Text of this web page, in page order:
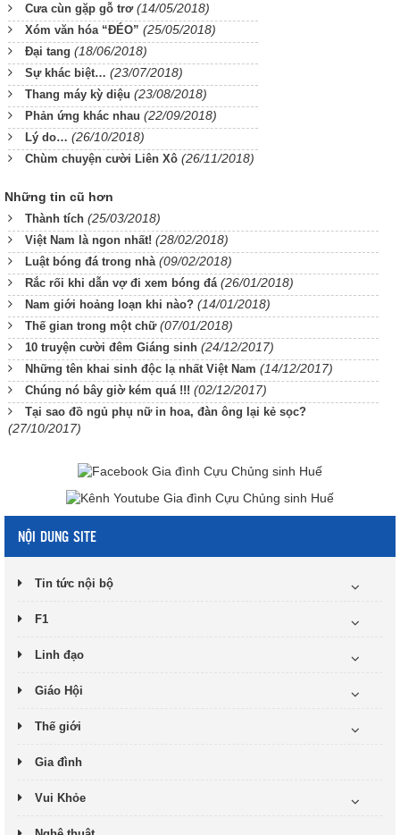
Cưa cùn gặp gỗ trơ (14/05/2018)
Xóm văn hóa “ĐÉO” (25/05/2018)
Đại tang (18/06/2018)
Sự khác biệt… (23/07/2018)
Thang máy kỳ diệu (23/08/2018)
Phản ứng khác nhau (22/09/2018)
Lý do… (26/10/2018)
Chùm chuyện cười Liên Xô (26/11/2018)
Những tin cũ hơn
Thành tích (25/03/2018)
Việt Nam là ngon nhất! (28/02/2018)
Luật bóng đá trong nhà (09/02/2018)
Rắc rối khi dẫn vợ đi xem bóng đá (26/01/2018)
Nam giới hoảng loạn khi nào? (14/01/2018)
Thế gian trong một chữ (07/01/2018)
10 truyện cười đêm Giáng sinh (24/12/2017)
Những tên khai sinh độc lạ nhất Việt Nam (14/12/2017)
Chúng nó bây giờ kém quá !!! (02/12/2017)
Tại sao đồ ngủ phụ nữ in hoa, đàn ông lại kẻ sọc?
(27/10/2017)
NỘI DUNG SITE
Tin tức nội bộ
F1
Linh đạo
Giáo Hội
Thế giới
Gia đình
Vui Khỏe